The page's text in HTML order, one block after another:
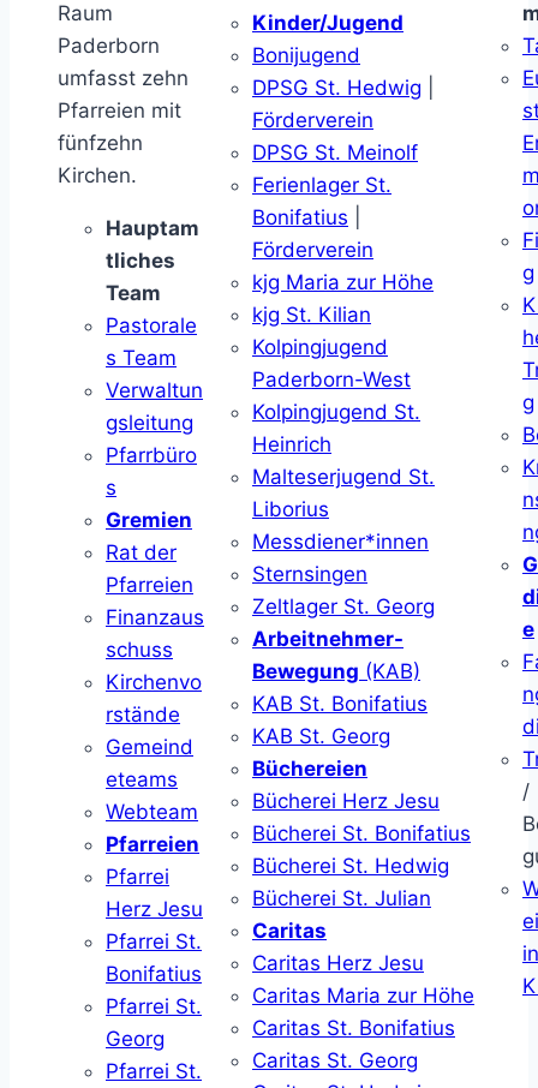
Raum
Paderborn
umfasst zehn
Pfarreien mit
fünfzehn
Kirchen.
Hauptam
tliches
Team
Pastorale
s Team
Verwaltun
gsleitung
Pfarrbüro
s
Gremien
Rat der
Pfarreien
Finanzaus
schuss
Kirchenvo
rstände
Gemeind
eteams
Webteam
Pfarreien
Pfarrei
Herz Jesu
Pfarrei St.
Bonifatius
Pfarrei St.
Georg
Pfarrei St.
Kinder/Jugend
Bonijugend
DPSG St. Hedwig
Förderverein
DPSG St. Meinolf
Ferienlager St.
Bonifatius
Förderverein
kjg Maria zur Höhe
kjg St. Kilian
Kolpingjugend
Paderborn-West
Kolpingjugend St.
Heinrich
Malteserjugend St.
Liborius
Messdiener*innen
Sternsingen
Zeltlager St. Georg
Arbeitnehmer-
Bewegung (KAB)
KAB St. Bonifatius
KAB St. Georg
Büchereien
Bücherei Herz Jesu
Bücherei St. Bonifatius
Bücherei St. Hedwig
Bücherei St. Julian
Caritas
Caritas Herz Jesu
Caritas Maria zur Höhe
Caritas St. Bonifatius
Caritas St. Georg
g
g
e
/